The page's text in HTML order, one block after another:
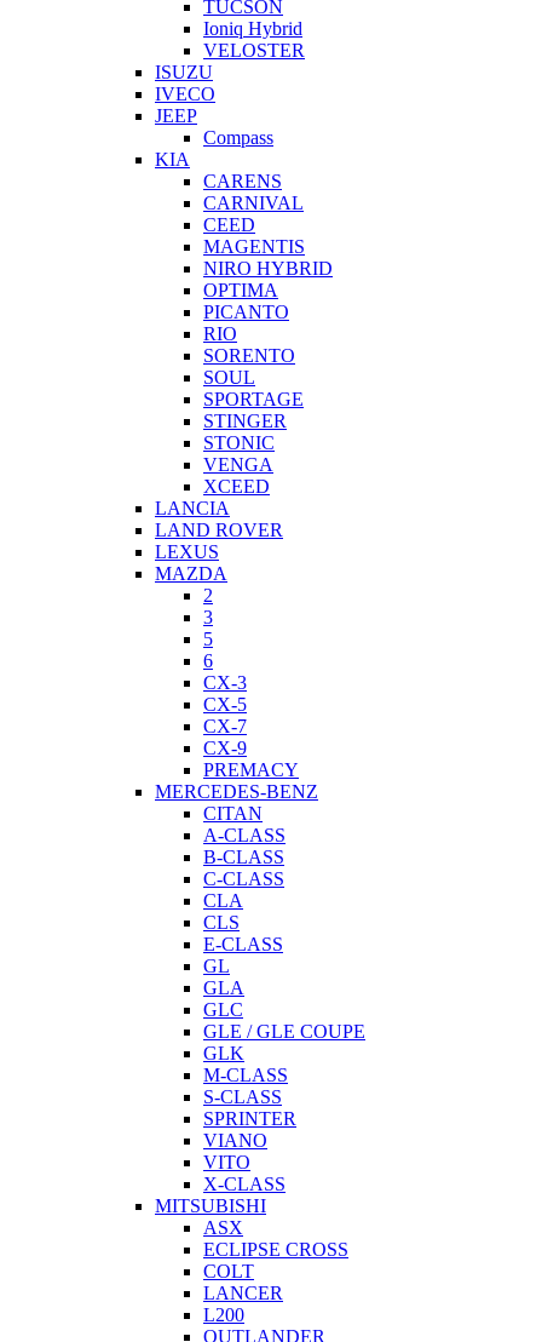
TUCSON
Ioniq Hybrid
VELOSTER
ISUZU
IVECO
JEEP
Compass
KIA
CARENS
CARNIVAL
CEED
MAGENTIS
NIRO HYBRID
OPTIMA
PICANTO
RIO
SORENTO
SOUL
SPORTAGE
STINGER
STONIC
VENGA
XCEED
LANCIA
LAND ROVER
LEXUS
MAZDA
2
3
5
6
CX-3
CX-5
CX-7
CX-9
PREMACY
MERCEDES-BENZ
CITAN
A-CLASS
B-CLASS
C-CLASS
CLA
CLS
E-CLASS
GL
GLA
GLC
GLE / GLE COUPE
GLK
M-CLASS
S-CLASS
SPRINTER
VIANO
VITO
X-CLASS
MITSUBISHI
ASX
ECLIPSE CROSS
COLT
LANCER
L200
OUTLANDER